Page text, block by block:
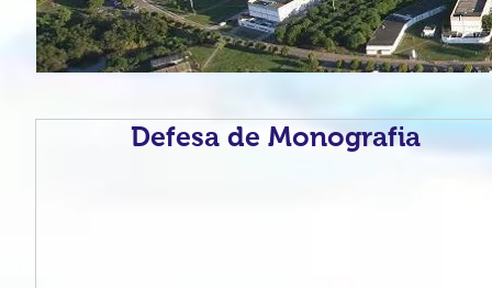
Defesa de Monografia